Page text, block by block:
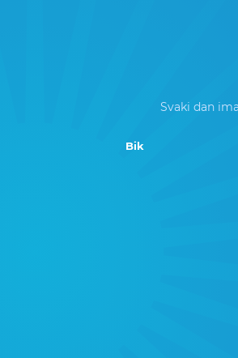
Svaki dan
Bik